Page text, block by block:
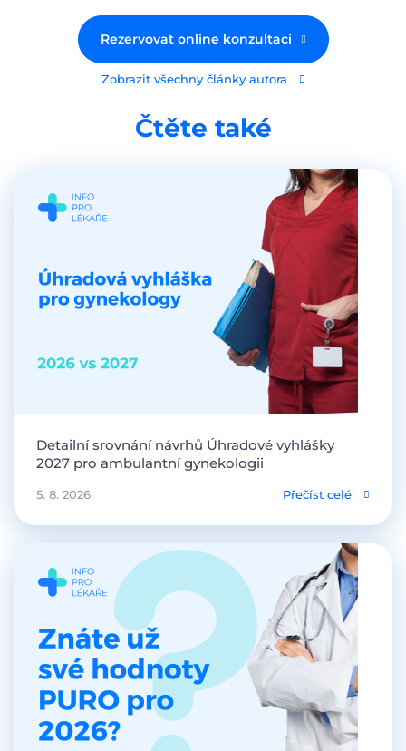
Rezervovat online konzultaci
Zobrazit všechny články autora
Čtěte také
Detailní srovnání návrhů Úhradové vyhlášky
2027 pro ambulantní gynekologii
5. 8. 2026 Přečíst celé